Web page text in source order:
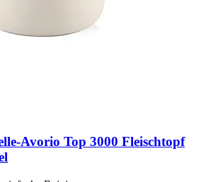
​Avorio Top 3000 Fleischtopf